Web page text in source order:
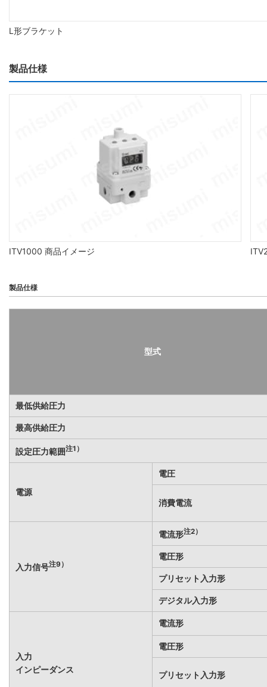
L形ブラケット
製品仕様
ITV1000 商品イメージ
製品仕様
型式
最低供給圧力
最高供給圧力
設定圧力範囲注1）
電源
電圧
消費電流
入力信号注9）
電流形注2）
電圧形
プリセット入力形
デジタル入力形
入力
インピーダンス
電流形
電圧形
プリセット入力形